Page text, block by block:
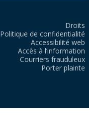
Droits
Politique de confidentialité
Accessibilité web
Accès à l’information
Courriers frauduleux
Porter plainte